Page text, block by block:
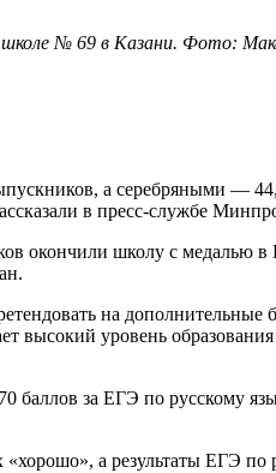
школе № 69 в Казани. Фото:
а серебряными —
в пресс-службе
окончили школу с медалью в
на дополнительные
высокий уровень
баллов за ЕГЭ по русскому
а результаты ЕГЭ по